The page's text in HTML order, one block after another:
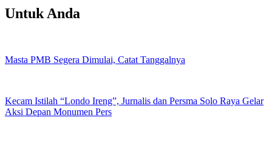
Untuk Anda
Masta PMB Segera Dimulai, Catat Tanggalnya
Kecam Istilah “Londo Ireng”, Jurnalis dan Persma Solo Raya Gelar
Aksi Depan Monumen Pers